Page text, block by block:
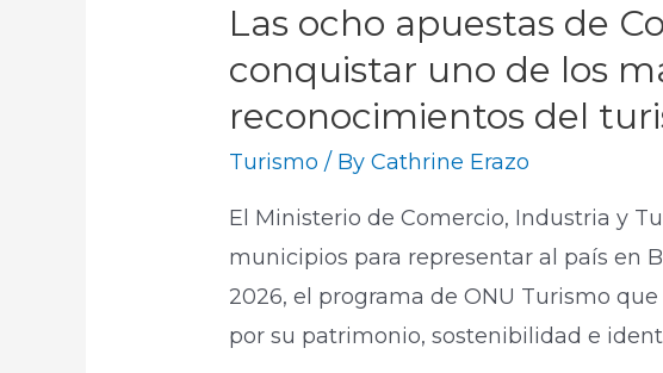
Las ocho apuestas de
conquistar uno de los
reconocimientos del
Turismo / ByCathrine Erazo
El Ministerio de Comercio, Industria y
municipios para representar al país en
2026, el programa de ONU Turismo
por su patrimonio, sostenibilidad e